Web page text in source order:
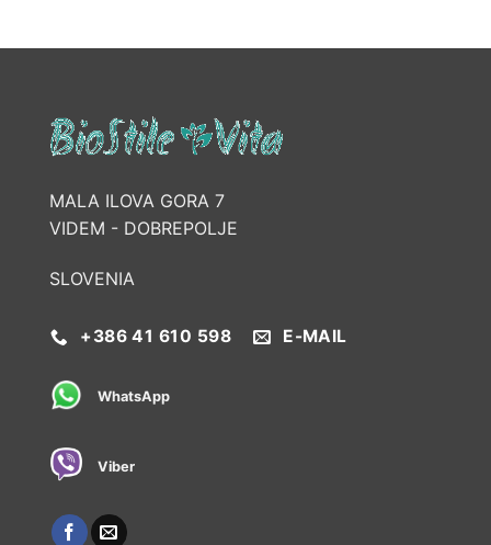
MALA ILOVA GORA 7
VIDEM - DOBREPOLJE
SLOVENIA
+386 41 610 598 E-MAIL
WhatsApp
Viber